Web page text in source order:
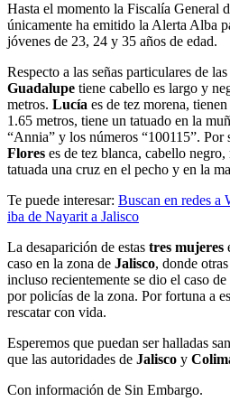
Hasta el momento la Fiscalía General
únicamente ha emitido la Alerta Alba
jóvenes de 23, 24 y 35 años de edad.
Respecto a las señas particulares de las
Guadalupe tiene cabello es largo y
metros. Lucía es de tez morena,
1.65 metros, tiene un tatuado en la
“Annia” y los números “100115”. Por
Flores es de tez blanca, cabello
tatuada una cruz en el pecho y en la
Te puede interesar: Buscan en redes a
iba de Nayarit a Jalisco
La desaparición de estas tres mujeres
caso en la zona de Jalisco, donde
incluso recientemente se dio el caso
por policías de la zona. Por fortuna a
rescatar con vida.
Esperemos que puedan ser halladas
que las autoridades de Jalisco y
Con información de Sin Embargo.